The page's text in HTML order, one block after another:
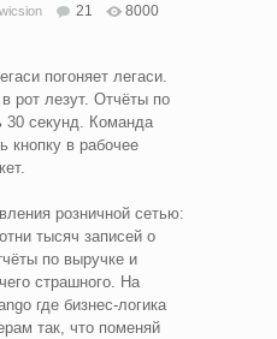
wicsion 21
8000
погоняет легаси.
рот лезут. Отчёты по
секунд. Команда
кнопку в рабочее
розничной сетью:
тысяч записей о
по выручке и
страшного. На
где бизнес-логика
так, что поменяй